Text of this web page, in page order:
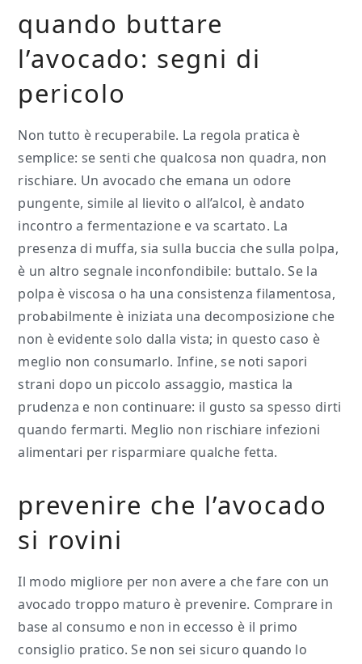
quando buttare
l’avocado: segni di
pericolo
Non tutto è recuperabile. La regola pratica è
semplice: se senti che qualcosa non quadra, non
rischiare. Un avocado che emana un odore
pungente, simile al lievito o all’alcol, è andato
incontro a fermentazione e va scartato. La
presenza di muffa, sia sulla buccia che sulla polpa,
è un altro segnale inconfondibile: buttalo. Se la
polpa è viscosa o ha una consistenza filamentosa,
probabilmente è iniziata una decomposizione che
non è evidente solo dalla vista; in questo caso è
meglio non consumarlo. Infine, se noti sapori
strani dopo un piccolo assaggio, mastica la
prudenza e non continuare: il gusto sa spesso dirti
quando fermarti. Meglio non rischiare infezioni
alimentari per risparmiare qualche fetta.
prevenire che l’avocado
si rovini
Il modo migliore per non avere a che fare con un
avocado troppo maturo è prevenire. Comprare in
base al consumo e non in eccesso è il primo
consiglio pratico. Se non sei sicuro quando lo